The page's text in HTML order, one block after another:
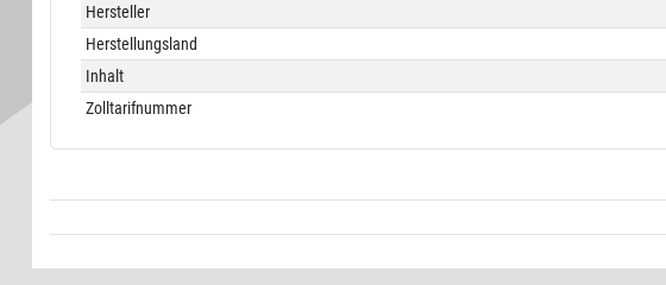
Hersteller
Herstellungsland
Inhalt
Zolltarifnummer